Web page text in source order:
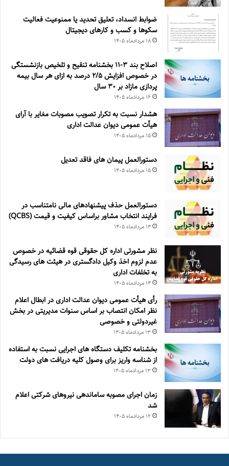
ضوابط انسداد، تعليق تحديد يا ممنوعيت فعاليت
سكوها و كسب و كارهای ديجيتال
۱۸ مرداد‌ماه ۱۴۰۵
اصلاح بند ۳‏-۱۱ بخشنامه تنقیح و تلخیص بازنشستگی
در خصوص افزایش ۵‏‏‏‏‏‏‏‏‏/۲ درصد به ازای هر سال بیمه
پردازی مازاد بر ۳۰‏ سال
۱۶ مرداد‌ماه ۱۴۰۵
هشدار نسبت به تکرار تصویب مصوبات مغایر با آرای
هیأت عمومی دیوان عدالت اداری
۱۵ مرداد‌ماه ۱۴۰۵
دستورالعمل پیمان های فاقد تعدیل
۱۵ مرداد‌ماه ۱۴۰۵
دستورالعمل حذف پيشنهادهای مالی نامتناسب در
فرايند انتخاب مشاور براساس كيفيت و قيمت (QCBS)
۱۴ مرداد‌ماه ۱۴۰۵
نظر مشورتی اداره کل حقوقی قوه قضائیه در خصوص
عدم لزوم اخذ وکیل دادگستری در هیئت های رسیدگی
به تخلفات اداری
۱۴ مرداد‌ماه ۱۴۰۵
رأی هیأت عمومی دیوان عدالت اداری در ابطال اعلام
نظر امکان انتصاب بر اساس سنوات مدیریتی در بخش
غیردولتی و خصوصی
۱۳ مرداد‌ماه ۱۴۰۵
بخشنامه تکلیف دستگاه های اجرایی نسبت به استفاده
از شناسه واریز برای وصول کلیه دریافت های دولت
۱۳ مرداد‌ماه ۱۴۰۵
زمان اجرای مصوبه ساماندهی نیروهای شرکتی اعلام
شد
۱۲ مرداد‌ماه ۱۴۰۵